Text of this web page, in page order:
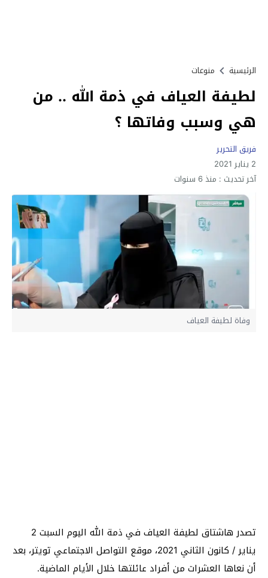
الرئيسية منوعات
لطيفة العياف في ذمة الله .. من
هي وسبب وفاتها ؟
فريق التحرير
2 يناير 2021
آخر تحديث : منذ 6 سنوات
وفاة لطيفة العياف
تصدر هاشتاق لطيفة العياف في ذمة الله اليوم السبت 2
يناير / كانون الثاني 2021، موقع التواصل الاجتماعي تويتر، بعد
أن نعاها العشرات من أفراد عائلتها خلال الأيام الماضية.